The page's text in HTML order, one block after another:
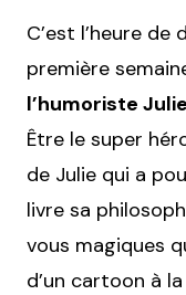
C’est l’heure
première
l’humoriste
Être le super
de Julie qui a
livre sa
vous magiques
d’un cartoon à